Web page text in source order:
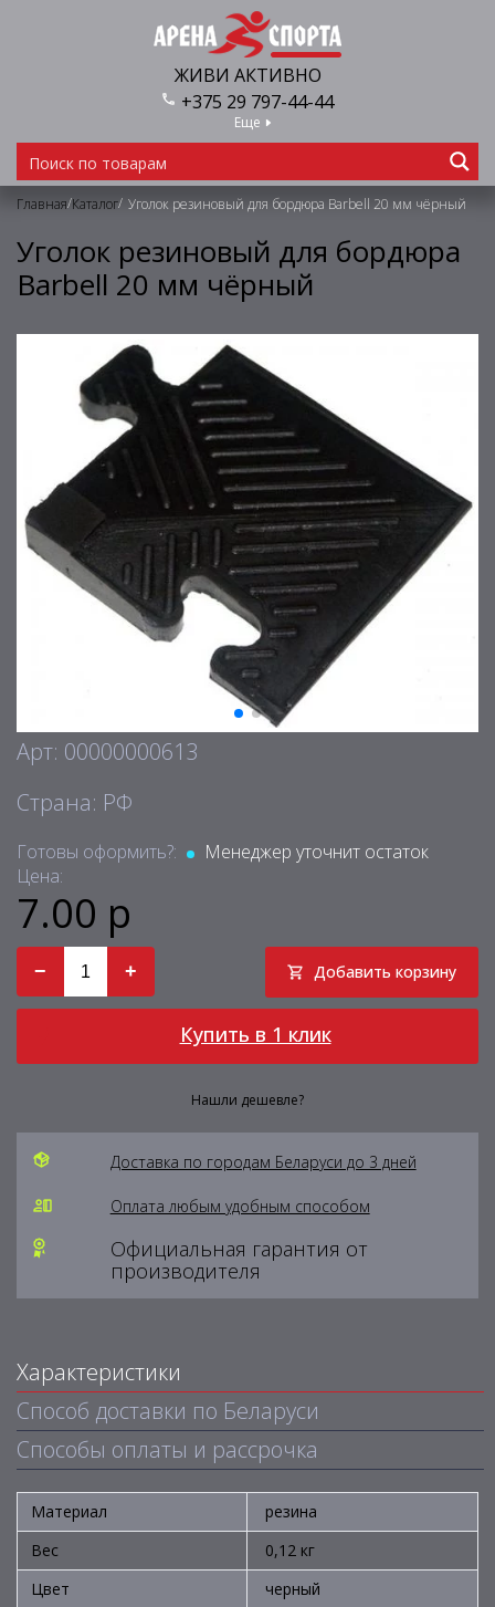
ЖИВИ АКТИВНО
+375 29 797-44-44
Еще
Главная/Каталог/ Уголок резиновый для бордюра Barbell 20 мм чёрный
Уголок резиновый для бордюра
Barbell 20 мм чёрный
Арт: 00000000613
Страна: РФ
Готовы оформить?:
Менеджер уточнит остаток
Цена:
7.00 р
− + Добавить корзину
Купить в 1 клик
Нашли дешевле?
Доставка по городам Беларуси до 3 дней
Оплата любым удобным способом
Официальная гарантия от
производителя
Характеристики
Способ доставки по Беларуси
Способы оплаты и рассрочка
Материал
резина
Вес
0,12 кг
Цвет
черный